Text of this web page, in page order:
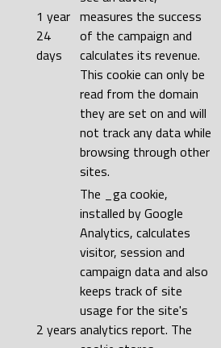
1 year
24
days
measures the success
of the campaign and
calculates its revenue.
This cookie can only be
read from the domain
they are set on and will
not track any data while
browsing through other
sites.
2 years
The _ga cookie,
installed by Google
Analytics, calculates
visitor, session and
campaign data and also
keeps track of site
usage for the site's
analytics report. The